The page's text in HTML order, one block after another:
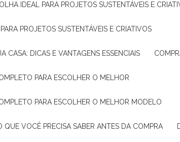
IDEAL PARA PROJETOS SUSTENTÁVEIS E
PROJETOS SUSTENTÁVEIS E CRIATIVOS
CASA: DICAS E VANTAGENS ESSENCIAIS
PARA ESCOLHER O MELHOR
PARA ESCOLHER O MELHOR MODELO
QUE VOCÊ PRECISA SABER ANTES DA COMPRA